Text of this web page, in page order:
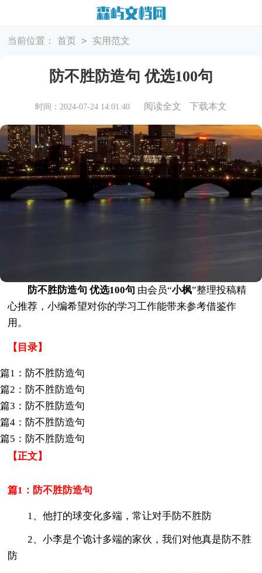
当前位置： 首页 > 实用范文
防不胜防造句 优选100句
时间：2024-07-24 14:01:40 阅读全文 下载本文
防不胜防造句 优选100句 由会员“小枫”整理投稿精
心推荐，小编希望对你的学习工作能带来参考借鉴作
用。
【目录】
篇1：防不胜防造句
篇2：防不胜防造句
篇3：防不胜防造句
篇4：防不胜防造句
篇5：防不胜防造句
【正文】
篇1：防不胜防造句
1、他打的球变化多端，常让对手防不胜防
2、小李是个诡计多端的家伙，我们对他真是防不胜
防